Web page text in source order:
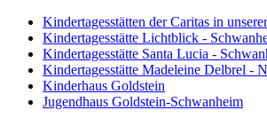
Kindertagesstätten der Caritas in
Kindertagesstätte Lichtblick -
Kindertagesstätte Santa Lucia -
Kindertagesstätte Madeleine Delbrel -
Kinderhaus Goldstein
Jugendhaus Goldstein-Schwanheim